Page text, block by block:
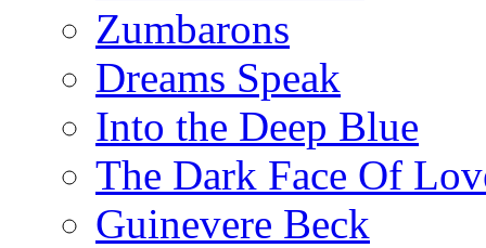
Zumbarons
Dreams Speak
Into the Deep Blue
The Dark Face Of
Guinevere Beck